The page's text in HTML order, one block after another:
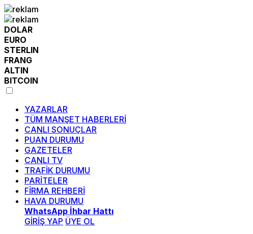
DOLAR
EURO
STERLIN
FRANG
ALTIN
BITCOIN
YAZARLAR
TÜM MANŞET HABERLERİ
CANLI SONUÇLAR
PUAN DURUMU
GAZETELER
CANLI TV
TRAFİK DURUMU
PARİTELER
FİRMA REHBERİ
HAVA DURUMU
WhatsApp İhbar Hattı
GİRİŞ YAP ÜYE OL